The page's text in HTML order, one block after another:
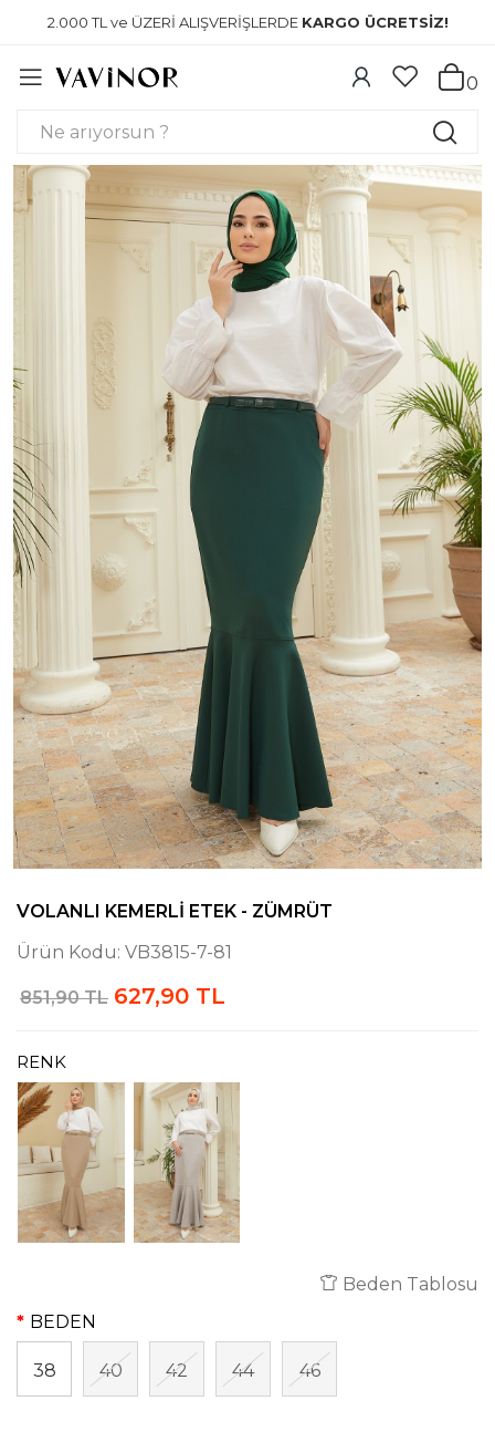
2.000 TL ve ÜZERİ ALIŞVERİŞLERDE KARGO ÜCRETSİZ!
0
VOLANLI KEMERLI ETEK - ZÜMRÜT
Ürün Kodu: VB3815-7-81
851,90 TL 627,90 TL
RENK
Beden Tablosu
BEDEN
38 40 42 44 46